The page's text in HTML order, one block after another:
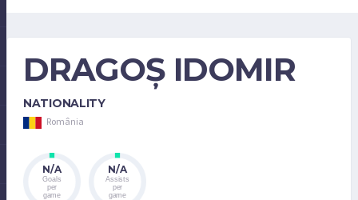
DRAGOȘ IDOMIR
NATIONALITY
România
N/A
Goals
per
game
N/A
Assists
per
game